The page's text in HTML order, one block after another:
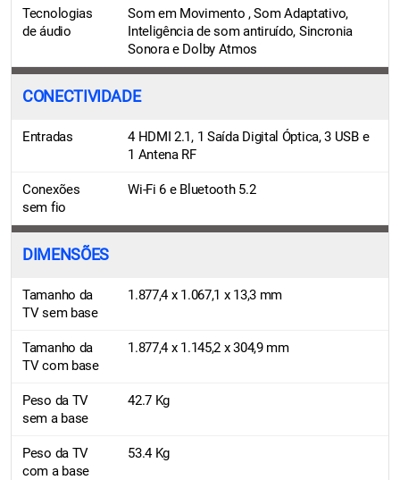
Tecnologias
de áudio
Som em Movimento , Som Adaptativo,
Inteligência de som antiruído, Sincronia
Sonora e Dolby Atmos
CONECTIVIDADE
Entradas
4 HDMI 2.1, 1 Saída Digital Óptica, 3 USB e
1 Antena RF
Conexões
sem fio
Wi-Fi 6 e Bluetooth 5.2
DIMENSÕES
Tamanho da
TV sem base
1.877,4 x 1.067,1 x 13,3 mm
Tamanho da
TV com base
1.877,4 x 1.145,2 x 304,9 mm
Peso da TV
sem a base
42.7 Kg
Peso da TV
com a base
53.4 Kg